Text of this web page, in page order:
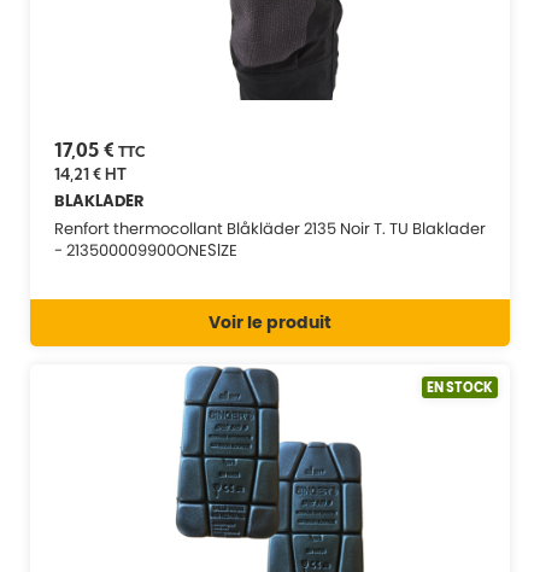
17,05 € TTC
14,21 €HT
BLAKLADER
Renfort thermocollant Blåkläder 2135 Noir T. TU Blaklader
- 213500009900ONESIZE
Voir le produit
EN STOCK